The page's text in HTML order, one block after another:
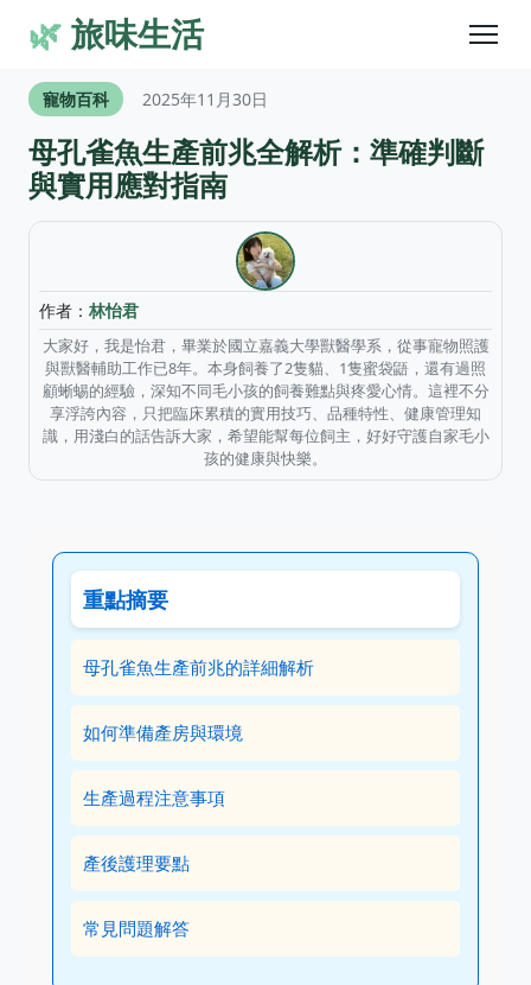
🌿旅味生活
寵物百科 2025年11月30日
母孔雀魚生產前兆全解析：準確判斷
與實用應對指南
作者： 林怡君
大家好，我是怡君，畢業於國立嘉義大學獸醫學系，從事寵物照護
與獸醫輔助工作已8年。本身飼養了2隻貓、1隻蜜袋鼯，還有過照
顧蜥蜴的經驗，深知不同毛小孩的飼養難點與疼愛心情。這裡不分
享浮誇內容，只把臨床累積的實用技巧、品種特性、健康管理知
識，用淺白的話告訴大家，希望能幫每位飼主，好好守護自家毛小
孩的健康與快樂。
重點摘要
母孔雀魚生產前兆的詳細解析
如何準備產房與環境
生產過程注意事項
產後護理要點
常見問題解答